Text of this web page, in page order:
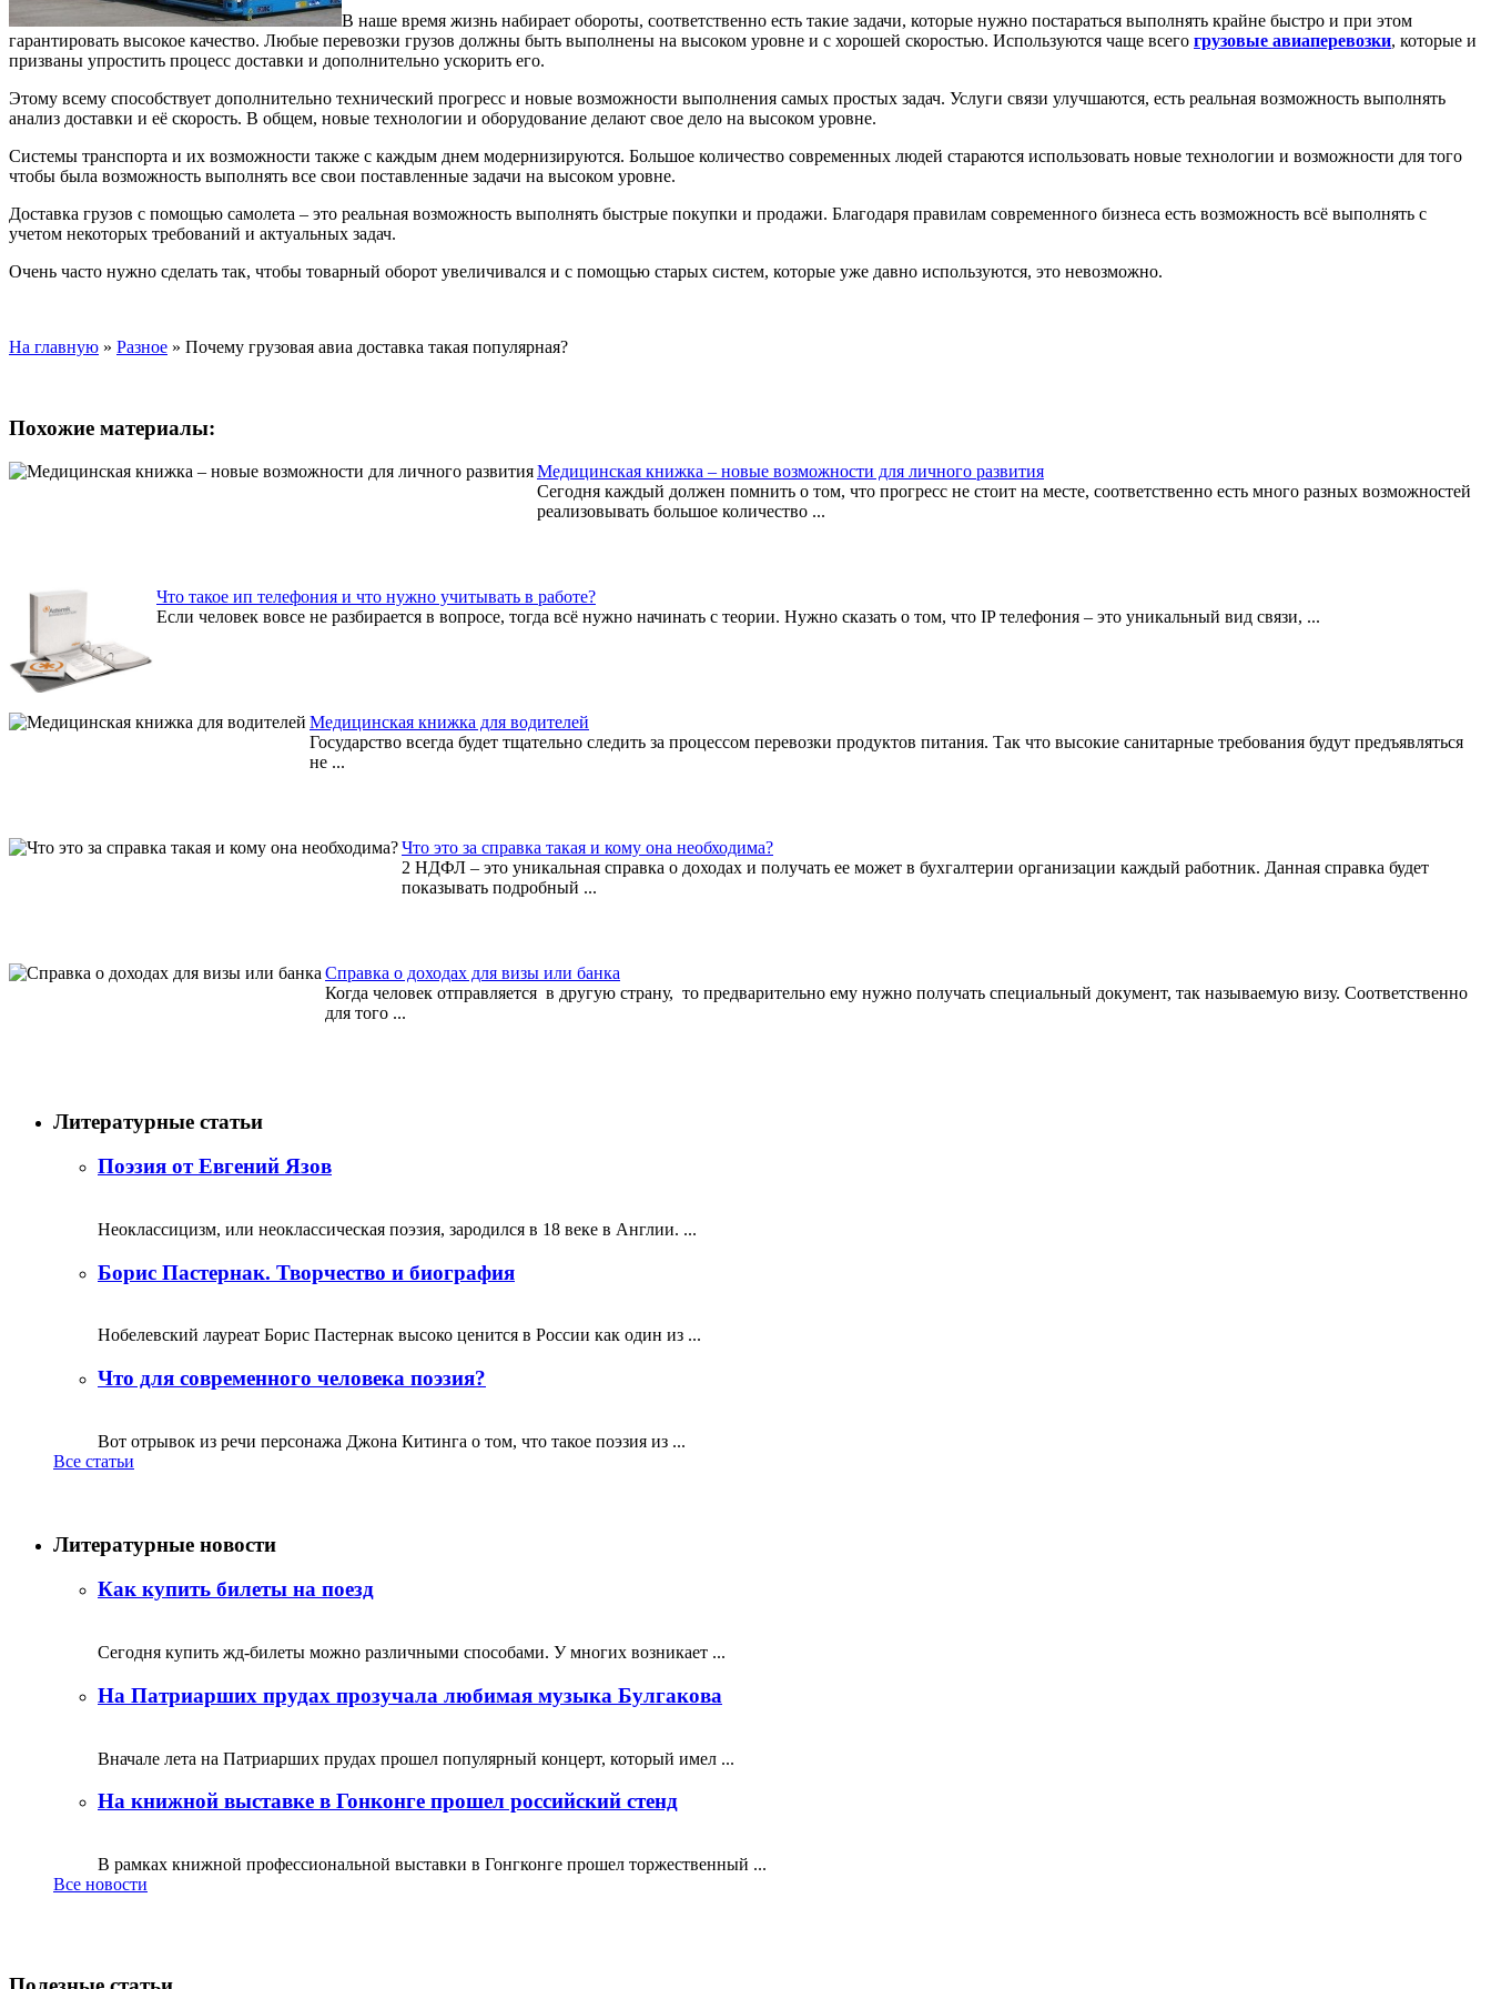
В наше время жизнь набирает обороты, соответственно есть такие задачи, которые нужно постараться выполнять крайне быстро и при этом
гарантировать высокое качество. Любые перевозки грузов должны быть выполнены на высоком уровне и с хорошей скоростью. Используются чаще всего грузовые авиаперевозки, которые и
призваны упростить процесс доставки и дополнительно ускорить его.
Этому всему способствует дополнительно технический прогресс и новые возможности выполнения самых простых задач. Услуги связи улучшаются, есть реальная возможность выполнять
анализ доставки и её скорость. В общем, новые технологии и оборудование делают свое дело на высоком уровне.
Системы транспорта и их возможности также с каждым днем модернизируются. Большое количество современных людей стараются использовать новые технологии и возможности для того
чтобы была возможность выполнять все свои поставленные задачи на высоком уровне.
Доставка грузов с помощью самолета – это реальная возможность выполнять быстрые покупки и продажи. Благодаря правилам современного бизнеса есть возможность всё выполнять с
учетом некоторых требований и актуальных задач.
Очень часто нужно сделать так, чтобы товарный оборот увеличивался и с помощью старых систем, которые уже давно используются, это невозможно.
На главную » Разное » Почему грузовая авиа доставка такая популярная?
Похожие материалы:
Медицинская книжка – новые возможности для личного развития
Сегодня каждый должен помнить о том, что прогресс не стоит на месте, соответственно есть много разных возможностей
реализовывать большое количество ...
Что такое ип телефония и что нужно учитывать в работе?
Если человек вовсе не разбирается в вопросе, тогда всё нужно начинать с теории. Нужно сказать о том, что IP телефония – это уникальный вид связи, ...
Медицинская книжка для водителей
Государство всегда будет тщательно следить за процессом перевозки продуктов питания. Так что высокие санитарные требования будут предъявляться
не ...
Что это за справка такая и кому она необходима?
2 НДФЛ – это уникальная справка о доходах и получать ее может в бухгалтерии организации каждый работник. Данная справка будет
показывать подробный ...
Справка о доходах для визы или банка
Когда человек отправляется в другую страну, то предварительно ему нужно получать специальный документ, так называемую визу. Соответственно
для того ...
Литературные статьи
Поэзия от Евгений Язов
Неоклассицизм, или неоклассическая поэзия, зародился в 18 веке в Англии. ...
Борис Пастернак. Творчество и биография
Нобелевский лауреат Борис Пастернак высоко ценится в России как один из ...
Что для современного человека поэзия?
Вот отрывок из речи персонажа Джона Китинга о том, что такое поэзия из ...
Все статьи
Литературные новости
Как купить билеты на поезд
Сегодня купить жд-билеты можно различными способами. У многих возникает ...
На Патриарших прудах прозучала любимая музыка Булгакова
Вначале лета на Патриарших прудах прошел популярный концерт, который имел ...
На книжной выставке в Гонконге прошел российский стенд
В рамках книжной профессиональной выставки в Гонгконге прошел торжественный ...
Все новости